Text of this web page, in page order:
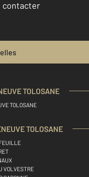
contacter
TOLOSANE
TOLOSANE
TOLOSANE
VOLVESTRE